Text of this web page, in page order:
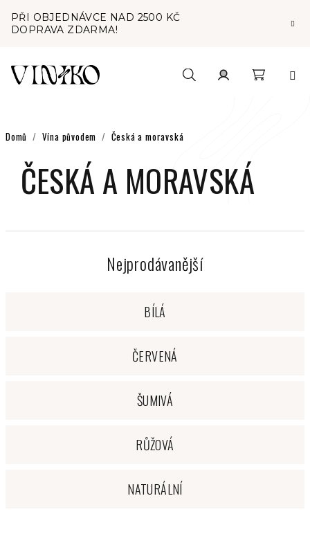
obsah
PŘI OBJEDNÁVCE NAD 2500 KČ
DOPRAVA ZDARMA!
Domů / Vína původem / Česká a moravská
ČESKÁ A MORAVSKÁ
Nejprodávanější
BÍLÁ
ČERVENÁ
ŠUMIVÁ
RŮŽOVÁ
NATURÁLNÍ